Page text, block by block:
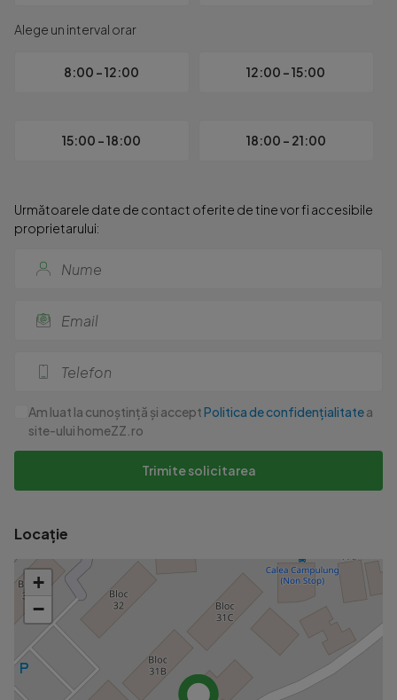
Alege un interval orar
8:00 - 12:00 12:00 - 15:00
15:00 - 18:00 18:00 - 21:00
Următoarele date de contact oferite de tine vor fi accesibile
proprietarului:
Am luat la cunoștință și acceptPolitica de confidențialitatea
site-ului homeZZ.ro
Trimite solicitarea
Locație
+
−